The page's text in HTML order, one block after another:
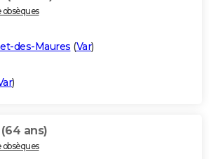
des-Maures (Var)
)
(64 ans)